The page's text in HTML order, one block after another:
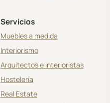
Servicios
Muebles a medida
Interiorismo
Arquitectos e interioristas
Hostelería
Real Estate